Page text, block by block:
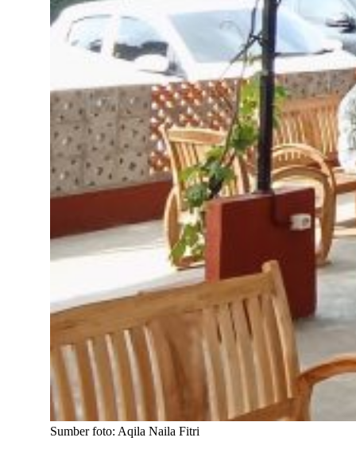
Sumber foto: Aqila Naila Fitri